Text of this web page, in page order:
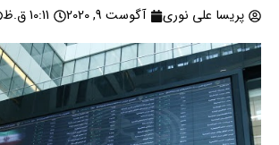
پریسا علی نوری آگوست 9, 2020 10:11 ق.ظ